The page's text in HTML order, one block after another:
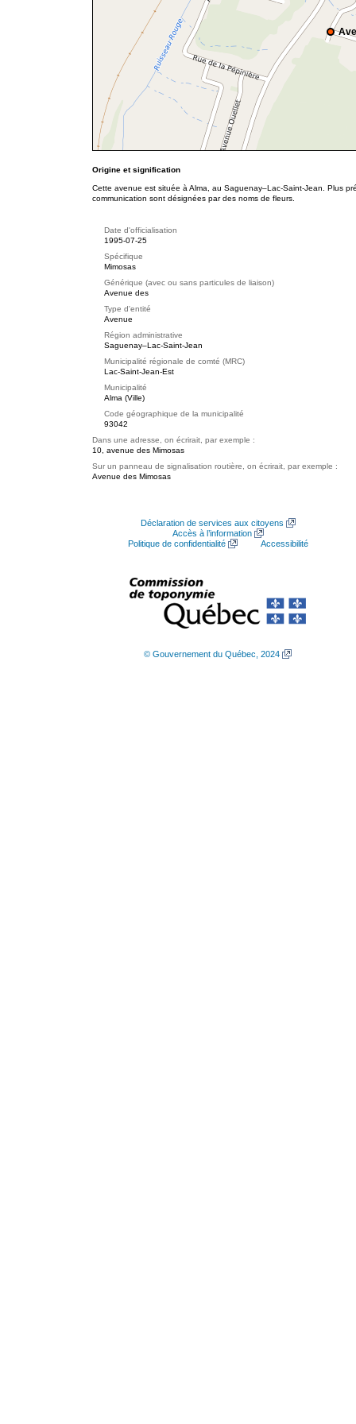
Origine et signification
Cette avenue est située à Alma, au Saguenay–Lac-Saint-Jean. Plus
communication sont désignées par des noms de fleurs.
Date d'officialisation
1995-07-25
Spécifique
Mimosas
Générique (avec ou sans particules de liaison)
Avenue des
Type d'entité
Avenue
Région administrative
Saguenay–Lac-Saint-Jean
Municipalité régionale de comté (MRC)
Lac-Saint-Jean-Est
Municipalité
Alma (Ville)
Code géographique de la municipalité
93042
Dans une adresse, on écrirait, par exemple :
10, avenue des Mimosas
Sur un panneau de signalisation routière, on écrirait, par exemple :
Avenue des Mimosas
Déclaration de services aux citoyens
Accès à l’information
Politique de confidentialité
Accessibilité
© Gouvernement du Québec, 2024